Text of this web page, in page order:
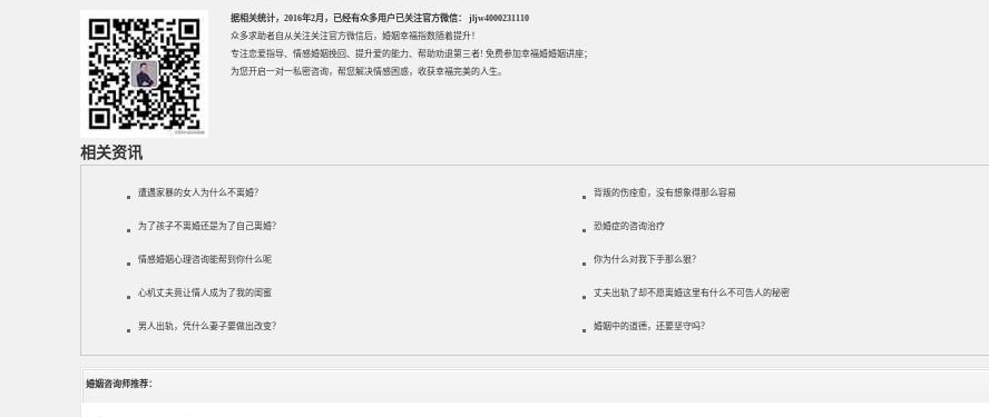
据相关统计，2016年2月，已经有众多用户已关注官方微信： jljw4000231110
众多求助者自从关注关注官方微信后，婚姻幸福指数随着提升！
专注恋爱指导、 情感婚姻挽回 、提升爱的能力、帮助劝退第三者! 免费参加幸福婚婚姻讲座；
为您开启一对一私密咨询，帮您解决情感困惑，收获幸福完美的人生。
相关资讯
遭遇家暴的女人为什么不离婚？ 背叛的伤痊愈，没有想象得那么容易
为了孩子不离婚还是为了自己离婚？ 恐婚症的咨询治疗
情感婚姻心理咨询能帮到你什么呢 你为什么对我下手那么狠？
心机丈夫竟让情人成为了我的闺蜜 丈夫出轨了却不愿离婚这里有什么不可告人的秘密
男人出轨，凭什么妻子要做出改变？ 婚姻中的道德，还要坚守吗？
婚姻咨询师推荐：